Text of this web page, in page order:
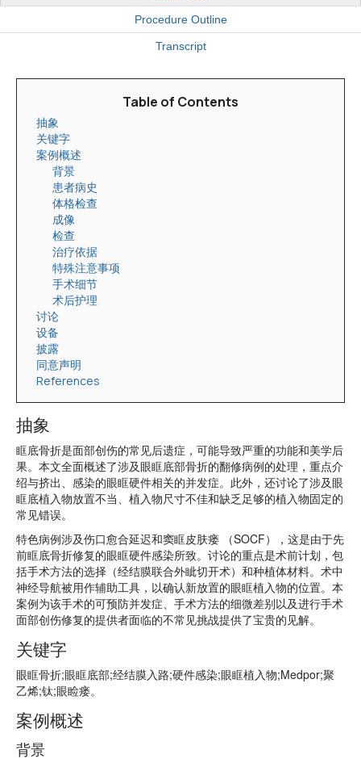
Procedure Outline
Transcript
Table of Contents
抽象
关键字
案例概述
背景
患者病史
体格检查
成像
检查
治疗依据
特殊注意事项
手术细节
术后护理
讨论
设备
披露
同意声明
References
抽象
眶底骨折是面部创伤的常见后遗症，可能导致严重的功能和美学后
果。本文全面概述了涉及眼眶底部骨折的翻修病例的处理，重点介
绍与挤出、感染的眼眶硬件相关的并发症。此外，还讨论了涉及眼
眶底植入物放置不当、植入物尺寸不佳和缺乏足够的植入物固定的
常见错误。
特色病例涉及伤口愈合延迟和窦眶皮肤瘘 （SOCF），这是由于先
前眶底骨折修复的眼眶硬件感染所致。讨论的重点是术前计划，包
括手术方法的选择（经结膜联合外眦切开术）和种植体材料。术中
神经导航被用作辅助工具，以确认新放置的眼眶植入物的位置。本
案例为该手术的可预防并发症、手术方法的细微差别以及进行手术
面部创伤修复的提供者面临的不常见挑战提供了宝贵的见解。
关键字
眼眶骨折;眼眶底部;经结膜入路;硬件感染;眼眶植入物;Medpor;聚
乙烯;钛;眼睑瘘。
案例概述
背景